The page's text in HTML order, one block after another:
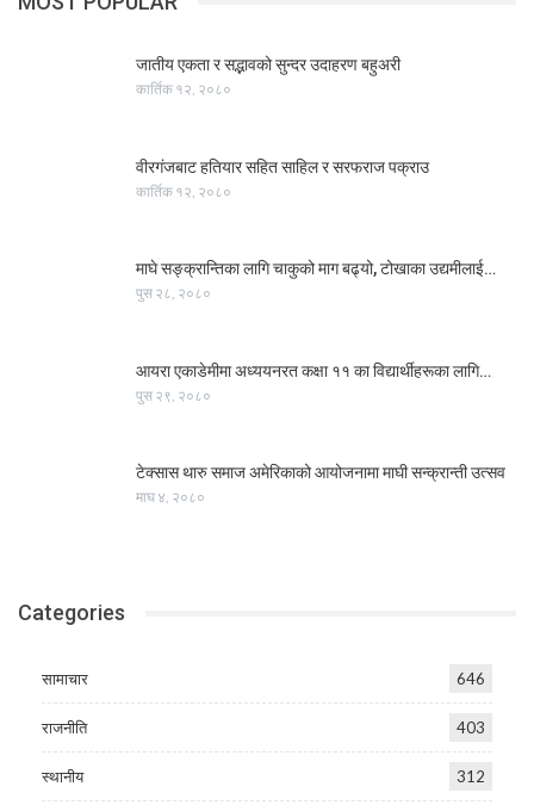
जातीय एकता र सद्भावको सुन्दर उदाहरण बहुअरी
कार्तिक १२, २०८०
वीरगंजबाट हतियार सहित साहिल र सरफराज पक्राउ
कार्तिक १२, २०८०
माघे सङ्क्रान्तिका लागि चाकुको माग बढ्यो, टोखाका उद्यमीलाई…
पुस २८, २०८०
आयरा एकाडेमीमा अध्ययनरत कक्षा ११ का विद्यार्थीहरूका लागि…
पुस २९, २०८०
टेक्सास थारु समाज अमेरिकाको आयोजनामा माघी सन्क्रान्ती उत्सव
माघ ४, २०८०
Categories
सामाचार 646
राजनीति 403
स्थानीय 312